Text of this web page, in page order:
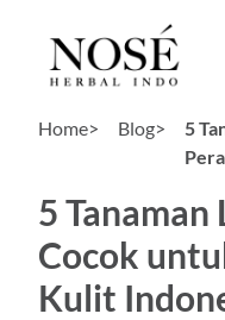
Home> Blog>
5
5 Tanaman
Cocok
Kulit